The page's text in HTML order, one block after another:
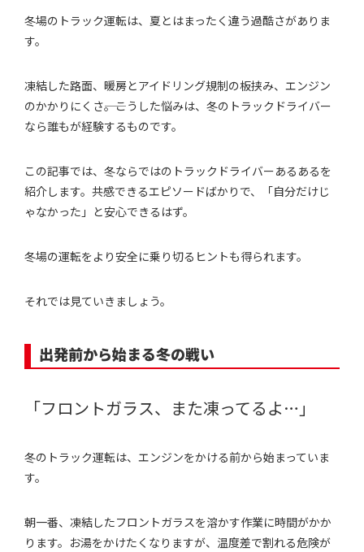
冬場のトラック運転は、夏とはまったく違う過酷さがありま
す。
凍結した路面、暖房とアイドリング規制の板挟み、エンジン
のかかりにくさ――。こうした悩みは、冬のトラックドライバー
なら誰もが経験するものです。
この記事では、冬ならではのトラックドライバーあるあるを
紹介します。共感できるエピソードばかりで、「自分だけじ
ゃなかった」と安心できるはず。
冬場の運転をより安全に乗り切るヒントも得られます。
それでは見ていきましょう。
出発前から始まる冬の戦い
「フロントガラス、また凍ってるよ…」
冬のトラック運転は、エンジンをかける前から始まっていま
す。
朝一番、凍結したフロントガラスを溶かす作業に時間がかか
ります。お湯をかけたくなりますが、温度差で割れる危険が